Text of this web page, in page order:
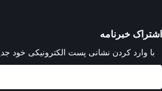
اشتراک خبرنامه
با وارد کردن نشانی پست الکترونیکی خود